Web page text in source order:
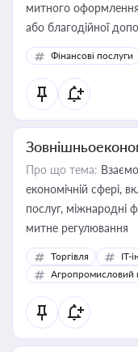
митного оформлення,
або благодійної
Фінансові послуги
Про що тема:
економічній сфері,
послуг, міжнародні
митне регулювання
Торгівля
IT-
Агропромисловий